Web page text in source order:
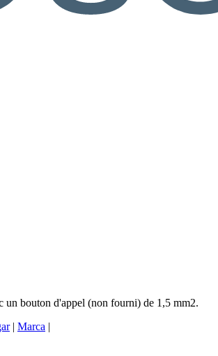
un bouton d'appel (non fourni) de 1,5 mm2.
| Marca |